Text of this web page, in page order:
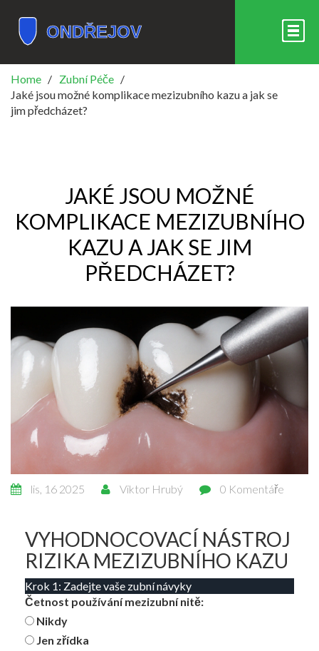
Home
Zubní Péče
Jaké jsou možné komplikace mezizubního kazu a jak se
jim předcházet?
JAKÉ JSOU MOŽNÉ
KOMPLIKACE MEZIZUBNÍHO
KAZU A JAK SE JIM
PŘEDCHÁZET?
lis, 16 2025 Viktor Hrubý 0 Komentáře
VYHODNOCOVACÍ NÁSTROJ
RIZIKA MEZIZUBNÍHO KAZU
Krok 1: Zadejte vaše zubní návyky
Četnost používání mezizubní nitě:
Nikdy
Jen zřídka